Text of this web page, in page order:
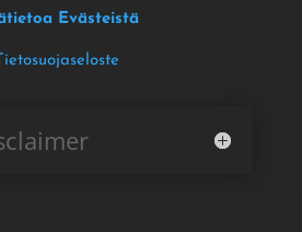
Evästeistä
Tietosuojaseloste